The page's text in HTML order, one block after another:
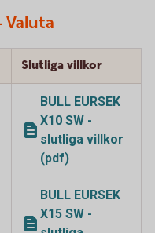
Slutliga villkor
BULL EURSEK
X10 SW -
slutliga villkor
(pdf)
BULL EURSEK
X15 SW -